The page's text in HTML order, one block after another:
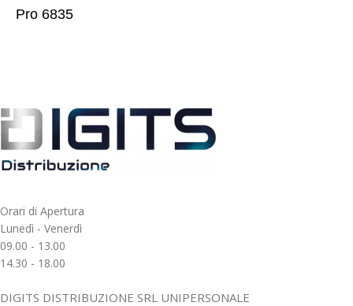
Pro 6835
Orari di Apertura
Lunedì - Venerdì
09.00 - 13.00
14.30 - 18.00
DIGITS DISTRIBUZIONE SRL UNIPERSONALE